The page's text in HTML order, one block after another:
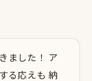
ました！ ア
る応えも 納